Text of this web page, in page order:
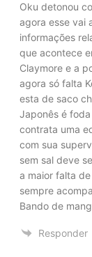
Oku detonou
agora esse vai
informações
que acontece
Claymore e a
agora só falta
esta de saco
Japonês é
contrata uma
com sua
sem sal deve
a maior falta
sempre
Bando de
Responder